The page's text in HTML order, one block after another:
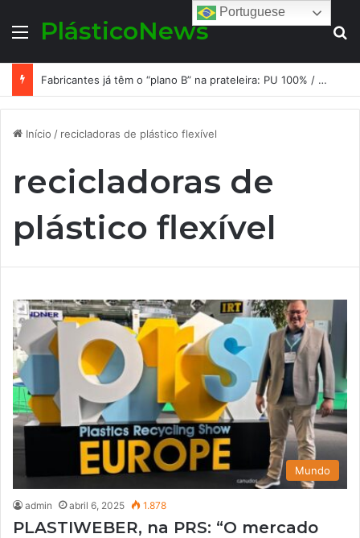
MenuPlásticoNews
Fabricantes já têm o “plano B” na prateleira: PU 100% / NC-free existe, mas ainda é pouco usado: a hora é transformar isso em projeto de resiliência
Início / recicladoras de plástico flexível
recicladoras de
plástico flexível
Mundo
admin abril 6, 2025 1.878
PLASTIWEBER, na PRS: “O mercado
Portuguese